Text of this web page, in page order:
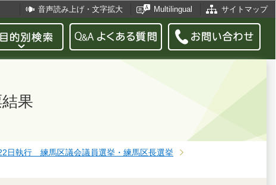
音声読み上げ・文字拡大 Multilingual サイトマップ
果
日執行 練馬区議会議員選挙・練馬区長選挙